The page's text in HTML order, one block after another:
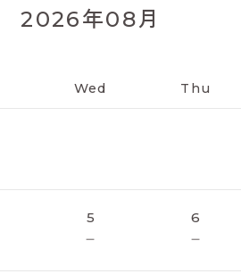
2026年08月
Wed Thu
5
－
6
－